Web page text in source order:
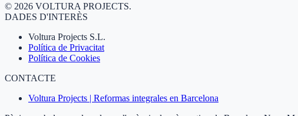
© 2026 VOLTURA PROJECTS.
DADES D'INTERÈS
Voltura Projects S.L.
Política de Privacitat
Política de Cookies
CONTACTE
Voltura Projects | Reformas integrales en Barcelona